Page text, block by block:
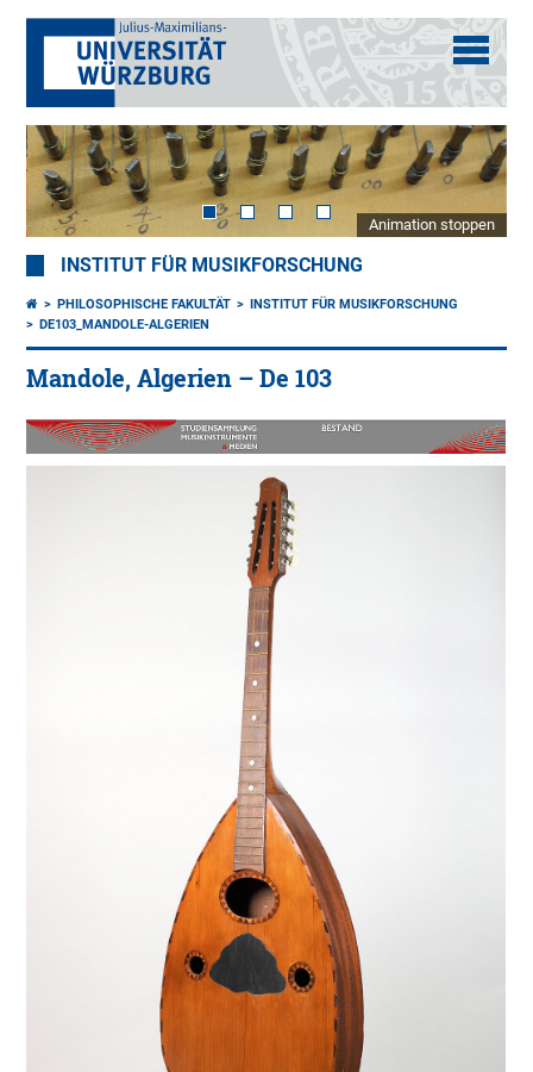
Animation stoppen
INSTITUT FÜR MUSIKFORSCHUNG
PHILOSOPHISCHE FAKULTÄT
INSTITUT FÜR MUSIKFORSCHUNG
DE103_MANDOLE-ALGERIEN
Mandole, Algerien – De 103